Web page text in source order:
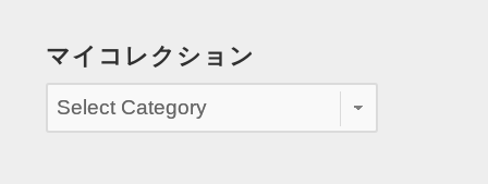
マイコレクション